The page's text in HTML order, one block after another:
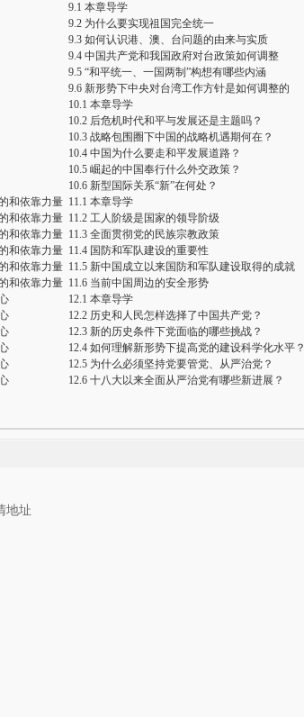
9.1 本章导学
9.2 为什么要实现祖国完全统一
9.3 如何认识港、澳、台问题的由来与实质
9.4 中国共产党和我国政府对台政策如何调整
9.5 “和平统一、一国两制”构想有哪些内涵
9.6 新形势下中央对台湾工作方针是如何调整的
10.1 本章导学
10.2 后危机时代和平与发展还是主题吗？
10.3 战略包围圈下中国的战略机遇期何在？
10.4 中国为什么要走和平发展道路？
10.5 崛起的中国奉行什么外交政策？
10.6 新型国际关系“新”在何处？
和依靠力量 11.1 本章导学
和依靠力量 11.2 工人阶级是国家的领导阶级
和依靠力量 11.3 全面贯彻党的民族宗教政策
和依靠力量 11.4 国防和军队建设的重要性
和依靠力量 11.5 新中国成立以来国防和军队建设取得的成就
和依靠力量 11.6 当前中国周边的安全形势
12.1 本章导学
12.2 历史和人民怎样选择了中国共产党？
12.3 新的历史条件下党面临的哪些挑战？
12.4 如何理解新形势下提高党的建设科学化水平？
12.5 为什么必须坚持党要管党、从严治党？
12.6 十八大以来全面从严治党有哪些新进展？
地址